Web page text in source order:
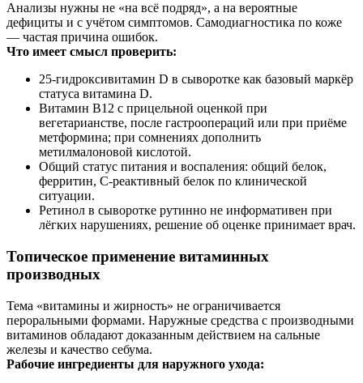
Анализы нужны не «на всё подряд», а на вероятные
дефициты и с учётом симптомов. Самодиагностика по коже
— частая причина ошибок.
Что имеет смысл проверить:
25‑гидроксивитамин D в сыворотке как базовый маркёр
статуса витамина D.
Витамин B12 с прицельной оценкой при
вегетарианстве, после гастроопераций или при приёме
метформина; при сомнениях дополнить
метилмалоновой кислотой.
Общий статус питания и воспаления: общий белок,
ферритин, С‑реактивный белок по клинической
ситуации.
Ретинол в сыворотке рутинно не информативен при
лёгких нарушениях, решение об оценке принимает врач.
Топическое применение витаминных
производных
Тема «витамины и жирность» не ограничивается
пероральными формами. Наружные средства с производными
витаминов обладают доказанным действием на сальные
железы и качество себума.
Рабочие ингредиенты для наружного ухода: